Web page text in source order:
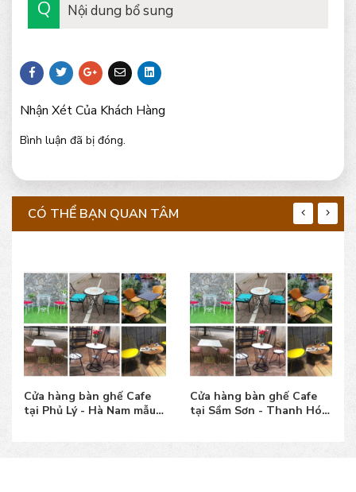
Nội dung bổ sung
Nhận Xét Của Khách Hàng
Bình luận đã bị đóng.
CÓ THỂ BẠN QUAN TÂM
Cửa hàng bàn ghế Cafe
tại Phủ Lý - Hà Nam mẫu
Cửa hàng bàn ghế Cafe
tại Sầm Sơn - Thanh Hóa